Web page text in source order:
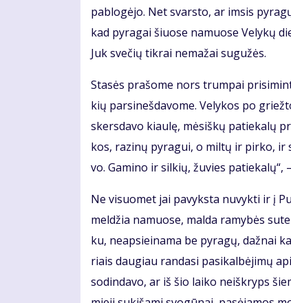
pa­blo­gė­jo. Net svars­to, ar im­sis
kad py­ra­gai šiuo­se na­muo­se Ve­ly­kų
Juk sve­čių tik­rai ne­ma­žai su­gu­žės.
Sta­sės pra­šo­me nors trum­pai
kių par­si­neš­da­vo­me. Ve­ly­kos po
skers­da­vo kiau­lę, mė­siš­kų pa­tie­ka­lų
kos, ra­zi­nų py­ra­gui, o mil­tų ir pir­ko,
vo. Ga­mi­no ir sil­kių, žu­vies pa­tie­ka­lų“,
Ne vi­suo­met jai pa­vyks­ta nu­vyk­ti ir į
mel­džia na­muo­se, mal­da ra­my­bės
ku, neap­si­ei­na­ma be py­ra­gų, daž­nai
riais dau­giau ran­da­si pa­si­kal­bė­ji­mų
so­din­da­vo, ar iš šio lai­ko ne­iš­kryps